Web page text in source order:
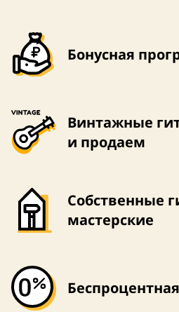
Бонусная
Винтажные
и продаем
Собственные
мастерские